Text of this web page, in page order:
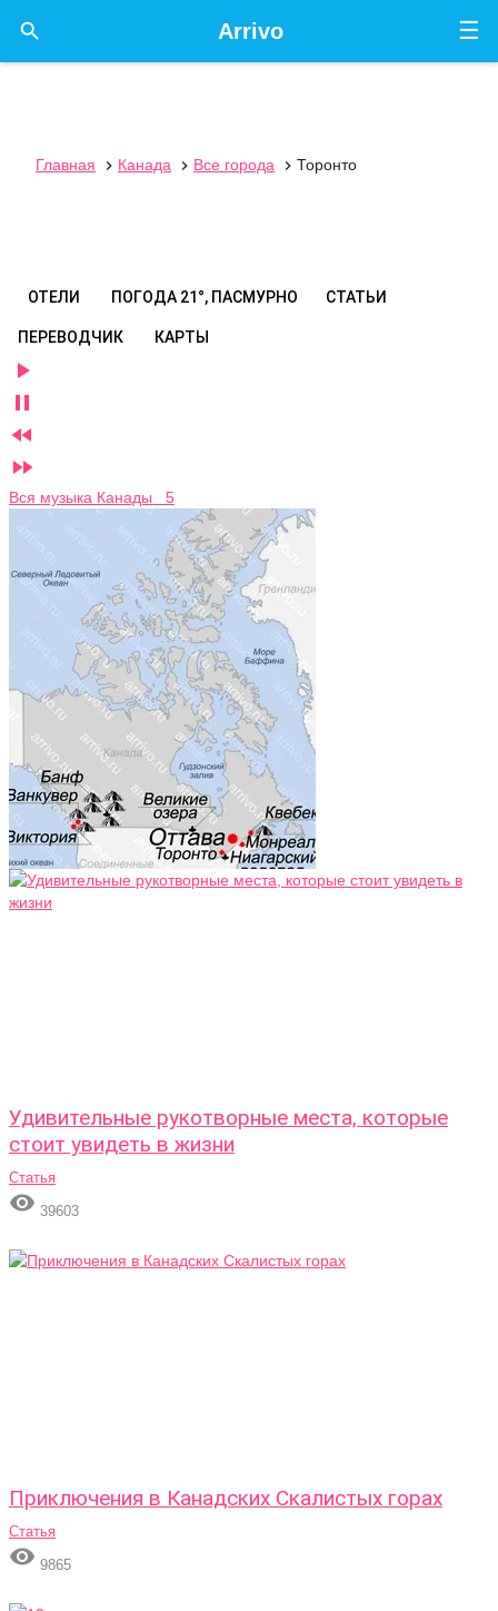
☰
Arrivo

Главная  Канада  Все города  Торонто
ОТЕЛИ ПОГОДА 21°, ПАСМУРНО СТАТЬИ
ПЕРЕВОДЧИК КАРТЫ




Вся музыка Канады 5
Удивительные рукотворные места, которые
стоит увидеть в жизни
Статья
 39603
Приключения в Канадских Скалистых горах
Статья
 9865